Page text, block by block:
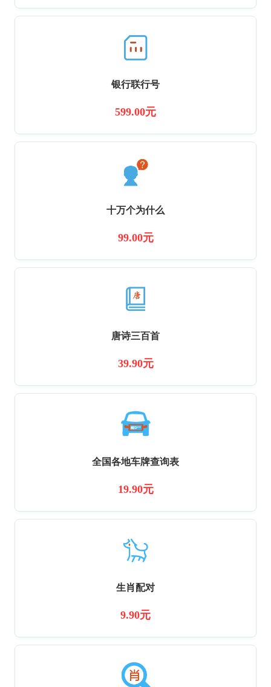
银行联行号
599.00元
十万个为什么
99.00元
唐诗三百首
39.90元
全国各地车牌查询表
19.90元
生肖配对
9.90元